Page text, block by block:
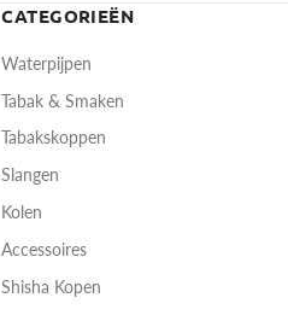
CATEGORIEËN
Waterpijpen
Tabak & Smaken
Tabakskoppen
Slangen
Kolen
Accessoires
Shisha Kopen